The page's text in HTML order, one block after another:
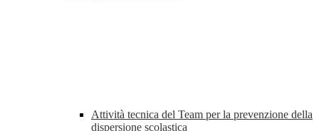
Attività tecnica del Team per la prevenzione della
dispersione scolastica